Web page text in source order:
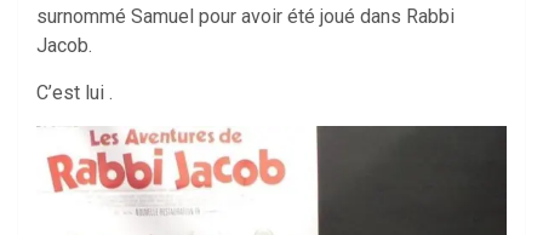
surnommé Samuel pour avoir été joué dans Rabbi
Jacob.
C’est lui .